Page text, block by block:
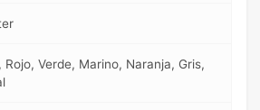
Rojo, Verde, Marino, Naranja, Gris,